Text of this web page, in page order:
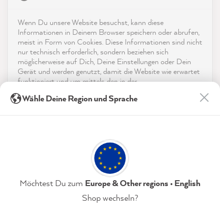
Kontakt
App herunterladen
Auszeichnungen
Wenn Du unsere Website besuchst, kann diese
Informationen in Deinem Browser speichern oder abrufen,
meist in Form von Cookies. Diese Informationen sind nicht
nur technisch erforderlich, sondern beziehen sich
möglicherweise auf Dich, Deine Einstellungen oder Dein
Gerät und werden genutzt, damit die Website wie erwartet
funktioniert und um mittels den in der
der Webseite für deren Optimierung zu analysieren sowie
(jederzeit widerruflich) diesen Datenverarbeitungen
Datenschutzerklärung Impressum Einstellungen
reviews-io
Verifizierter Kunde
Wie immer schnell und verlässlich und
Teilen
Anonym
Verifizierter Kunde
Wähle Deine Region und Sprache
Möchtest Du zum Europe & Other regions • English
Shop wechseln?